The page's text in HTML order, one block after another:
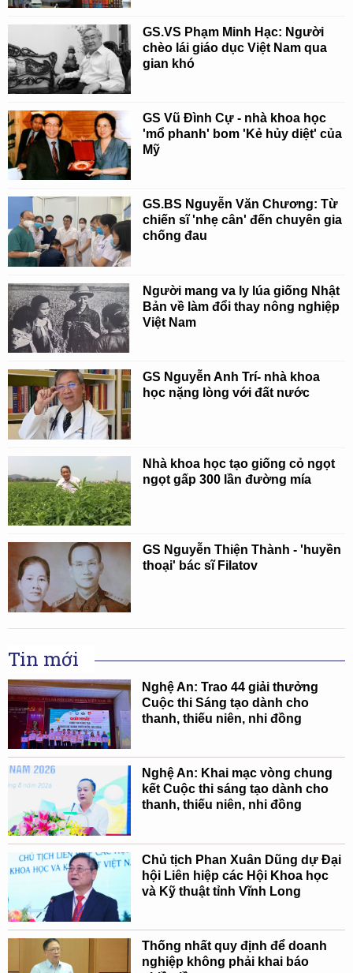
GS.VS Phạm Minh Hạc: Người
chèo lái giáo dục Việt Nam qua
gian khó
GS Vũ Đình Cự - nhà khoa học
'mổ phanh' bom 'Kẻ hủy diệt' của
Mỹ
GS.BS Nguyễn Văn Chương: Từ
chiến sĩ 'nhẹ cân' đến chuyên gia
chống đau
Người mang va ly lúa giống Nhật
Bản về làm đổi thay nông nghiệp
Việt Nam
GS Nguyễn Anh Trí- nhà khoa
học nặng lòng với đất nước
Nhà khoa học tạo giống cỏ ngọt
ngọt gấp 300 lần đường mía
GS Nguyễn Thiện Thành - 'huyền
thoại' bác sĩ Filatov
Tin mới
Nghệ An: Trao 44 giải thưởng
Cuộc thi Sáng tạo dành cho
thanh, thiếu niên, nhi đồng
Nghệ An: Khai mạc vòng chung
kết Cuộc thi sáng tạo dành cho
thanh, thiếu niên, nhi đồng
Chủ tịch Phan Xuân Dũng dự Đại
hội Liên hiệp các Hội Khoa học
và Kỹ thuật tỉnh Vĩnh Long
Thống nhất quy định để doanh
nghiệp không phải khai báo